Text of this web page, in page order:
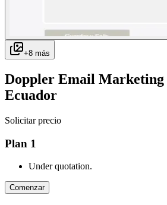
+8 más
Doppler Email Marketing
Ecuador
Solicitar precio
Plan 1
Under quotation.
Comenzar